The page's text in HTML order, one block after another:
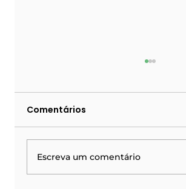
Comentários
Escreva um comentário